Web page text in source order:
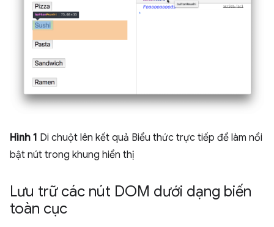
Hình 1 Di chuột lên kết quả Biểu thức trực tiếp để làm nổi
bật nút trong khung hiển thị
Lưu trữ các nút DOM dưới dạng biến
toàn cục